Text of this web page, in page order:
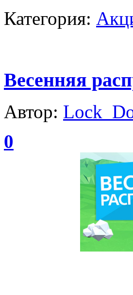
Категория:
Весенняя
Автор:
0